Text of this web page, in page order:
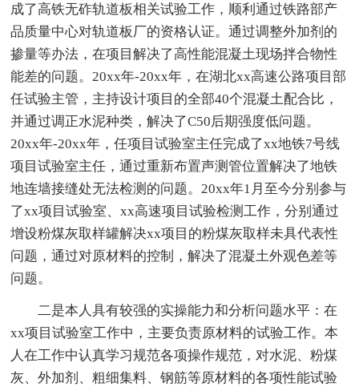
成了高铁无砟轨道板相关试验工作，顺利通过铁路部产
品质量中心对轨道板厂的资格认证。通过调整外加剂的
掺量等办法，在项目解决了高性能混凝土现场拌合物性
能差的问题。20xx年-20xx年，在湖北xx高速公路项目部
任试验主管，主持设计项目的全部40个混凝土配合比，
并通过调正水泥种类，解决了C50后期强度低问题。
20xx年-20xx年，任项目试验室主任完成了xx地铁7号线
项目试验室主任，通过重新布置声测管位置解决了地铁
地连墙接缝处无法检测的问题。20xx年1月至今分别参与
了xx项目试验室、xx高速项目试验检测工作，分别通过
增设粉煤灰取样罐解决xx项目的粉煤灰取样未具代表性
问题，通过对原材料的控制，解决了混凝土外观色差等
问题。
二是本人具有较强的实操能力和分析问题水平：在
xx项目试验室工作中，主要负责原材料的试验工作。本
人在工作中认真学习规范各项操作规范，对水泥、粉煤
灰、外加剂、粗细集料、钢筋等原材料的各项性能试验